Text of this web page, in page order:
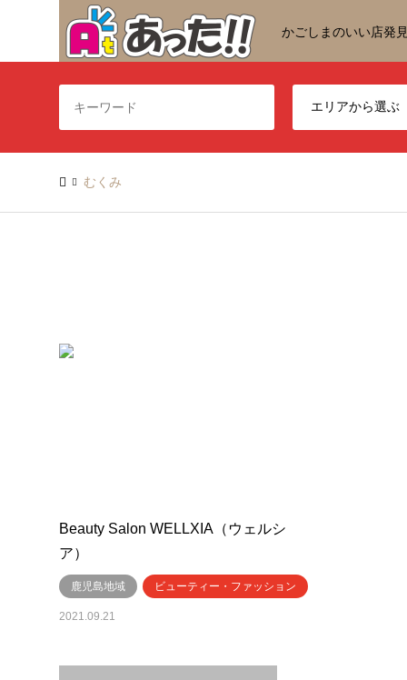
かごしまのいい店発
むくみ
Beauty Salon WELLXIA（ウェルシ
ア）
鹿児島地域 ビューティー・ファッション
2021.09.21